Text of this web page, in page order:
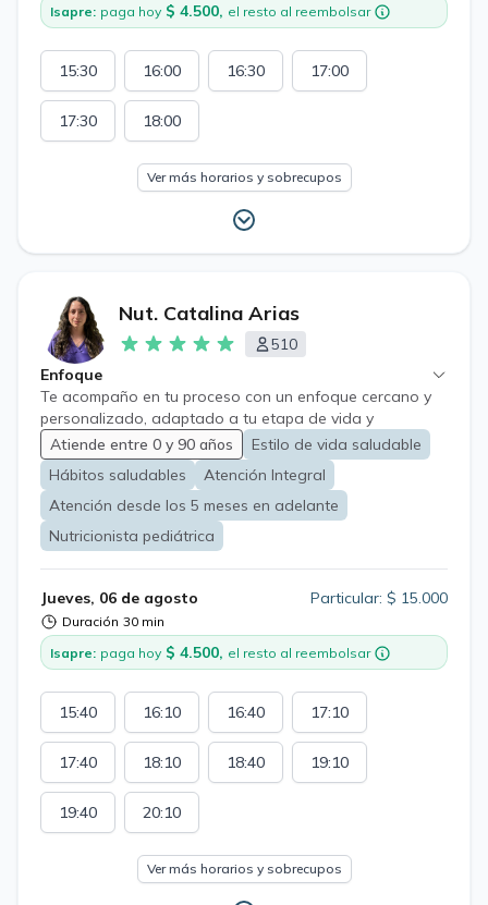
Isapre: paga hoy $ 4.500, el resto al reembolsar
15:30 16:00 16:30 17:00
17:30 18:00
Ver más horarios y sobrecupos
Nut. Catalina Arias
510
Enfoque
Te acompaño en tu proceso con un enfoque cercano y
personalizado, adaptado a tu etapa de vida y
necesidades. Trabajamos no solo en lo que comes si no
también en tu relación con la alimentación, buscando
cambios reales, sostenibles y sin restricciones extremas.
Mi objetivo es ayudarte a mejorar tu salud, bienestar y
calidad de vida a través de hábitos que puedes
mantener en el tiempo.
Atiende entre 0 y 90 años
Estilo de vida saludable
Hábitos saludables
Atención Integral
Atención desde los 5 meses en adelante
Nutricionista pediátrica
Jueves, 06 de agosto
Duración 30 min
Particular: $ 15.000
Isapre: paga hoy $ 4.500, el resto al reembolsar
15:40 16:10 16:40 17:10
17:40 18:10 18:40 19:10
19:40 20:10
Ver más horarios y sobrecupos